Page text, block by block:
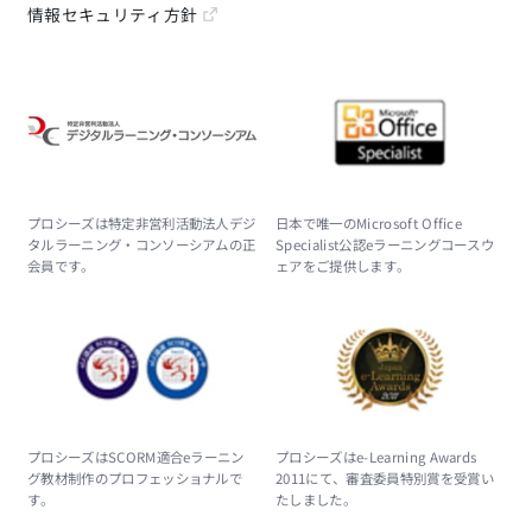
情報セキュリティ方針
プロシーズは特定非営利活動法人デジ
タルラーニング・コンソーシアムの正
会員です。
日本で唯一のMicrosoft Office
Specialist公認eラーニングコースウ
ェアをご提供します。
プロシーズはSCORM適合eラーニン
グ教材制作のプロフェッショナルで
す。
プロシーズはe-Learning Awards
2011にて、審査委員特別賞を受賞い
たしました。